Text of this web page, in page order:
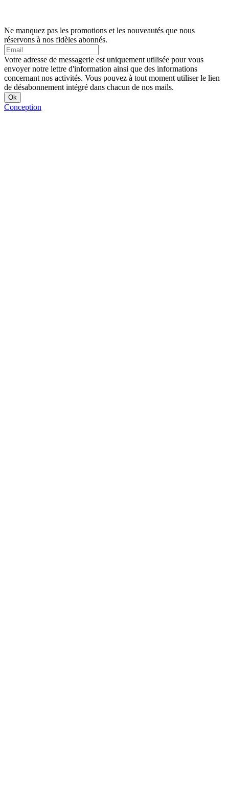
Ne manquez pas les promotions et les nouveautés que nous
réservons à nos fidèles abonnés.
Votre adresse de messagerie est uniquement utilisée pour vous
envoyer notre lettre d'information ainsi que des informations
concernant nos activités. Vous pouvez à tout moment utiliser le lien
de désabonnement intégré dans chacun de nos mails.
Conception